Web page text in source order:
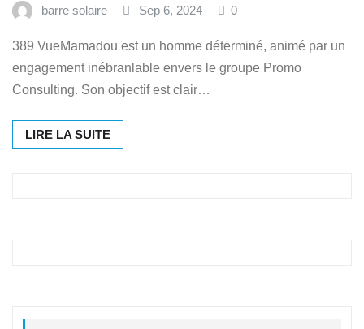
barre solaire Sep 6, 2024 0
389 VueMamadou est un homme déterminé, animé par un
engagement inébranlable envers le groupe Promo
Consulting. Son objectif est clair…
LIRE LA SUITE